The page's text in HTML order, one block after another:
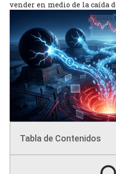
vender en medio de la caída
Tabla de Contenidos